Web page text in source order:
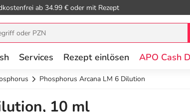
ab 34.99 € oder mit Rezept
Services Rezept einlösen APO Cash
Phosphorus Arcana LM 6 Dilution
10 ml